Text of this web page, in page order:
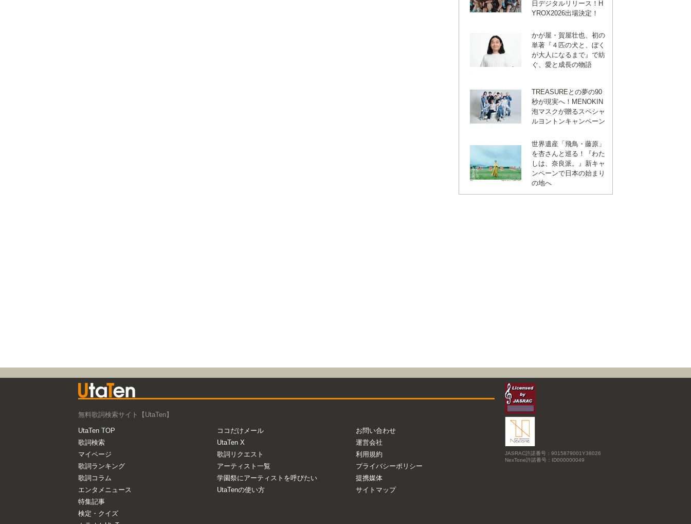
日デジタルリリース！H
YROX2026出場決定！
かが屋・賀屋壮也、初の
単著『４匹の犬と、ぼく
が大人になるまで』で紡
ぐ、愛と成長の物語
TREASUREとの夢の90
秒が現実へ！MENOKIN
泡マスクが贈るスペシャ
ルヨントンキャンペーン
世界遺産「飛鳥・藤原」
を杏さんと巡る！『わた
しは、奈良派。』新キャ
ンペーンで日本の始まり
の地へ
無料歌詞検索サイト【UtaTen】
UtaTen TOP
歌詞検索
マイページ
歌詞ランキング
歌詞コラム
エンタメニュース
特集記事
検定・クイズ
ココだけメール
UtaTen X
歌詞リクエスト
アーティスト一覧
学園祭にアーティストを呼びたい
UtaTenの使い方
お問い合わせ
運営会社
利用規約
プライバシーポリシー
提携媒体
サイトマップ
JASRAC許諾番号：9015879001Y38026
NexTone許諾番号：ID000000049